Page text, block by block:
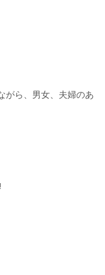
がら、男女、夫婦のあ